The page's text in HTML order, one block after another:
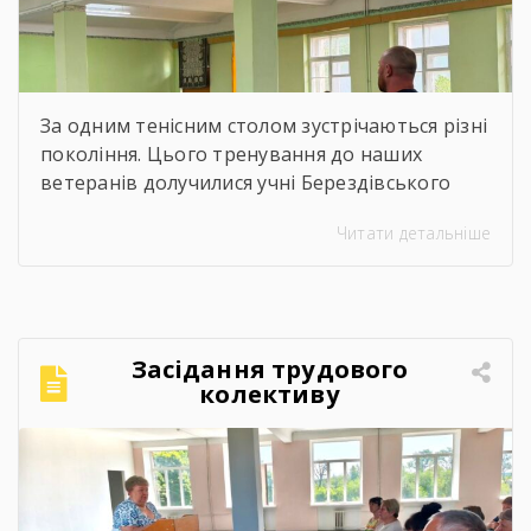
За одним тенісним столом зустрічаються різні
покоління. Цього тренування до наших
ветеранів долучилися учні Берездівського
усмішок і щирого спілкування. Саме такі
відволіктися від буденності […]
Читати детальніше
Засідання трудового
колективу